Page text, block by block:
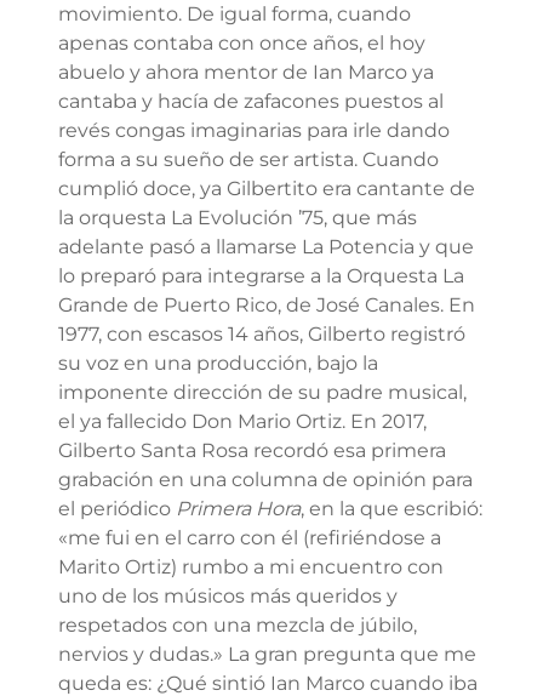
movimiento. De igual forma, cuando
apenas contaba con once años, el hoy
abuelo y ahora mentor de Ian Marco ya
cantaba y hacía de zafacones puestos al
revés congas imaginarias para irle dando
forma a su sueño de ser artista. Cuando
cumplió doce, ya Gilbertito era cantante de
la orquesta La Evolución ’75, que más
adelante pasó a llamarse La Potencia y que
lo preparó para integrarse a la Orquesta La
Grande de Puerto Rico, de José Canales. En
1977, con escasos 14 años, Gilberto registró
su voz en una producción, bajo la
imponente dirección de su padre musical,
el ya fallecido Don Mario Ortiz. En 2017,
Gilberto Santa Rosa recordó esa primera
grabación en una columna de opinión para
el periódico Primera Hora, en la que escribió:
«me fui en el carro con él (refiriéndose a
Marito Ortiz) rumbo a mi encuentro con
uno de los músicos más queridos y
respetados con una mezcla de júbilo,
nervios y dudas.» La gran pregunta que me
queda es: ¿Qué sintió Ian Marco cuando iba